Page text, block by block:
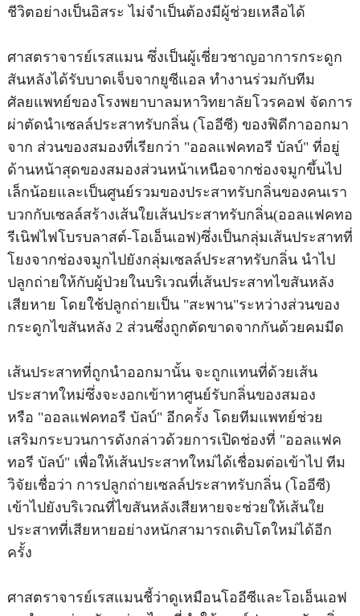
ชีวิตอย่างเป็นอิสระ ไม่จำเป็นต้องมีผู้ช่วยเหลือได้
ศาสตราจารย์เรสแมน ซึ่งเป็นผู้เชี่ยวชาญอาการกระดูก
สันหลังได้รับบาดเจ็บจากยูซีแอล ทำงานร่วมกับทีม
ศัลยแพทย์ของโรงพยาบาลมหาวิทยาลัยโวรคอฟ จัดการ
ผ่าตัดนำเซลล์ประสาทรับกลิ่น (โออีซี) ของฟิดีกาออกมา
จาก ส่วนของสมองที่เรียกว่า "ออลแฟคทอรี บัลบ์"ที่อยู่
ด้านหน้าสุดของสมองส่วนหน้าเหนือจากช่องจมูกขึ้นไป
เล็กน้อยและเป็นศูนย์รวมของประสาทรับกลิ่นของคนเรา
บวกกับเซลล์สร้างเส้นใยเส้นประสาทรับกลิ่น(ออลแฟคทอ
รีเนิฟไฟโบรบลาสต์-โอเอ็นเอฟ)ซึ่งเป็นกลุ่มเส้นประสาทที่
โยงจากช่องจมูกไปยังกลุ่มเซลล์ประสาทรับกลิ่น นำไป
ปลูกถ่ายให้กับผู้ป่วยในบริเวณที่เส้นประสาทไขสันหลัง
เสียหาย โดยใช้ปลูกถ่ายเป็น"สะพาน"ระหว่างส่วนของ
กระดูกไขสันหลัง 2 ส่วนซึ่งถูกตัดขาดจากกันด้วยคมมีด
เส้นประสาทที่ถูกนำออกมานั้น จะถูกแทนที่ด้วยเส้น
ประสาทใหม่ซึ่งจะงอกเข้าหาศูนย์รับกลิ่นของสมอง
หรือ "ออลแฟคทอรี บัลบ์" อีกครั้ง โดยทีมแพทย์ช่วย
เสริมกระบวนการดังกล่าวด้วยการเปิดช่องที่ "ออลแฟค
ทอรี บัลบ์" เพื่อให้เส้นประสาทใหม่ได้เชื่อมต่อเข้าไป ทีม
วิจัยเชื่อว่า การปลูกถ่ายเซลล์ประสาทรับกลิ่น (โออีซี)
เข้าไปยังบริเวณที่ไขสันหลังเสียหายจะช่วยให้เส้นใย
ประสาทที่เสียหายอย่างหนักสามารถเติบโตใหม่ได้อีก
ครั้ง
ศาสตราจารย์เรสแมนชี้ว่าดูเหมือนโออีซีและโอเอ็นเอฟ